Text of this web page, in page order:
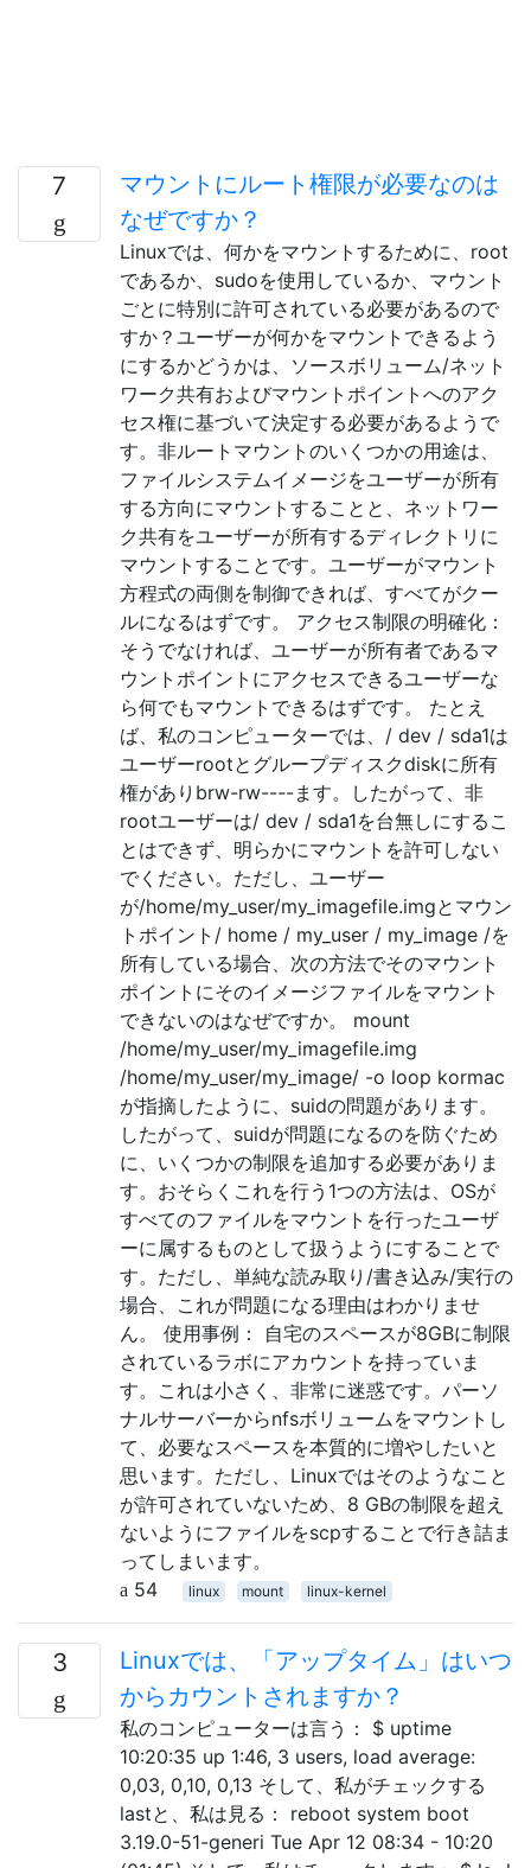
7
マウントにルート権限が必要なのは
なぜですか？
Linuxでは、何かをマウントするために、root
であるか、sudoを使用しているか、マウント
ごとに特別に許可されている必要があるので
すか？ユーザーが何かをマウントできるよう
にするかどうかは、ソースボリューム/ネット
ワーク共有およびマウントポイントへのアク
セス権に基づいて決定する必要があるようで
す。非ルートマウントのいくつかの用途は、
ファイルシステムイメージをユーザーが所有
する方向にマウントすることと、ネットワー
ク共有をユーザーが所有するディレクトリに
マウントすることです。ユーザーがマウント
方程式の両側を制御できれば、すべてがクー
ルになるはずです。 アクセス制限の明確化：
そうでなければ、ユーザーが所有者であるマ
ウントポイントにアクセスできるユーザーな
ら何でもマウントできるはずです。 たとえ
ば、私のコンピューターでは、/ dev / sda1は
ユーザーrootとグループディスクdiskに所有
権がありbrw-rw----ます。したがって、非
rootユーザーは/ dev / sda1を台無しにするこ
とはできず、明らかにマウントを許可しない
でください。ただし、ユーザー
が/home/my_user/my_imagefile.imgとマウン
トポイント/ home / my_user / my_image /を
所有している場合、次の方法でそのマウント
ポイントにそのイメージファイルをマウント
できないのはなぜですか。 mount
/home/my_user/my_imagefile.img
/home/my_user/my_image/ -o loop kormac
が指摘したように、suidの問題があります。
したがって、suidが問題になるのを防ぐため
に、いくつかの制限を追加する必要がありま
す。おそらくこれを行う1つの方法は、OSが
すべてのファイルをマウントを行ったユーザ
ーに属するものとして扱うようにすることで
す。ただし、単純な読み取り/書き込み/実行の
場合、これが問題になる理由はわかりませ
ん。 使用事例： 自宅のスペースが8GBに制限
されているラボにアカウントを持っていま
す。これは小さく、非常に迷惑です。パーソ
ナルサーバーからnfsボリュームをマウントし
て、必要なスペースを本質的に増やしたいと
思います。ただし、Linuxではそのようなこと
が許可されていないため、8 GBの制限を超え
ないようにファイルをscpすることで行き詰ま
ってしまいます。
54
linux mount linux-kernel
3
Linuxでは、「アップタイム」はいつ
からカウントされますか？
私のコンピューターは言う： $ uptime
10:20:35 up 1:46, 3 users, load average:
0,03, 0,10, 0,13 そして、私がチェックする
lastと、私は見る： reboot system boot
3.19.0-51-generi Tue Apr 12 08:34 - 10:20